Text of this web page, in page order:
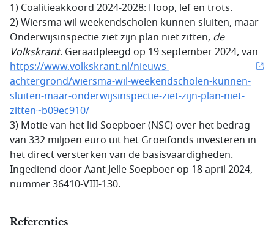
1) Coalitieakkoord 2024-2028: Hoop, lef en trots.
2) Wiersma wil weekendscholen kunnen sluiten, maar
Onderwijsinspectie ziet zijn plan niet zitten, de
Volkskrant. Geraadpleegd op 19 september 2024, van
https://www.volkskrant.nl/nieuws-
achtergrond/wiersma-wil-weekendscholen-kunnen-
sluiten-maar-onderwijsinspectie-ziet-zijn-plan-niet-
zitten~b09ec910/
3) Motie van het lid Soepboer (NSC) over het bedrag
van 332 miljoen euro uit het Groeifonds investeren in
het direct versterken van de basisvaardigheden.
Ingediend door Aant Jelle Soepboer op 18 april 2024,
nummer 36410-VIII-130.
Referenties